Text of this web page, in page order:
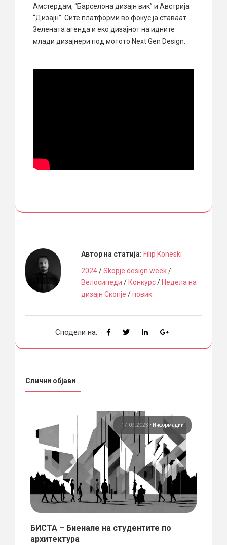
Амстердам, “Барселона дизајн вик” и Австрија
“Дизајн”. Сите платформи во фокус ја ставаат
Зелената агенда и еко дизајнот на идните
млади дизајнери под мотото Next Gen Design.
Автор на статија: Filip Koneski
2024/Skopje design week/
Велосипеди / Конкурс/ Недела на
дизајн Скопје /повик
Сподели на:
Слични објави
17.09.2023 • Информации
БИСТА – Биенале на студентите по
архитектура